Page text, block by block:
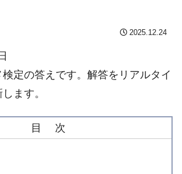
2025.12.24
定の答えです。解答をリアルタイ
ます。
目 次